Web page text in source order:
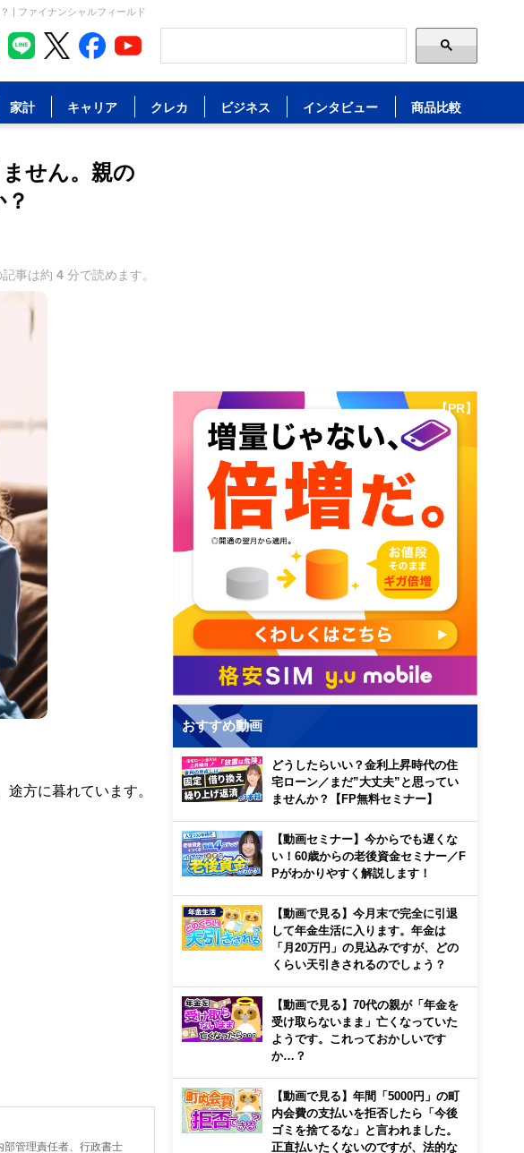
| ファイナンシャルフィールド
家計 キャリア クレカ ビジネス インタビュー 商品比較
せん。親の
記事は約 4 分で読めます。
方に暮れています。
部管理責任者、行政書士
【PR】
おすすめ動画
どうしたらいい？金利上昇時代の住
宅ローン／まだ”大丈夫”と思ってい
ませんか？【FP無料セミナー】
【動画セミナー】今からでも遅くな
い！60歳からの老後資金セミナー／F
Pがわかりやすく解説します！
【動画で見る】今月末で完全に引退
して年金生活に入ります。年金は
「月20万円」の見込みですが、どの
くらい天引きされるのでしょう？
【動画で見る】70代の親が「年金を
受け取らないまま」亡くなっていた
ようです。これっておかしいです
か…？
【動画で見る】年間「5000円」の町
内会費の支払いを拒否したら「今後
ゴミを捨てるな」と言われました。
正直払いたくないのですが、法的な